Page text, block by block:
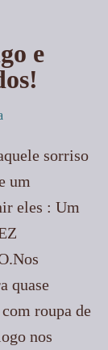
e
sorriso
um
eles : Um
quase
roupa de
nos